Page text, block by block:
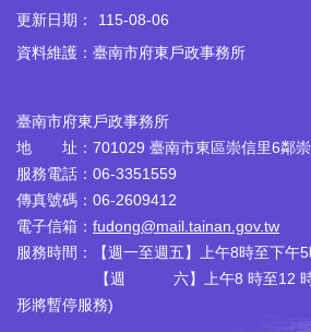
更新日期：
115-08-06
資料維護：臺南市府東戶政事務所
臺南市府東戶政事務所
地 址：701029 臺南市東區崇信里6鄰崇
服務電話：06-3351559
傳真號碼：06-2609412
電子信箱： fudong@mail.tainan.gov.tw
服務時間：【週一至週五】上午8時至下午
【週 六】上午8 時至12 時 (週
形將暫停服務)